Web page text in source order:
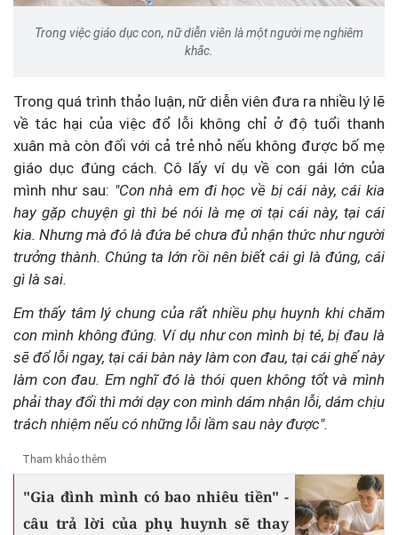
Trong việc giáo dục con, nữ diễn viên là một người mẹ nghiêm
khắc.
Trong quá trình thảo luận, nữ diễn viên đưa ra nhiều lý lẽ
về tác hại của việc đổ lỗi không chỉ ở độ tuổi thanh
xuân mà còn đối với cả trẻ nhỏ nếu không được bố mẹ
giáo dục đúng cách. Cô lấy ví dụ về con gái lớn của
mình như sau: "Con nhà em đi học về bị cái này, cái kia
hay gặp chuyện gì thì bé nói là mẹ ơi tại cái này, tại cái
kia. Nhưng mà đó là đứa bé chưa đủ nhận thức như người
trưởng thành. Chúng ta lớn rồi nên biết cái gì là đúng, cái
gì là sai.
Em thấy tâm lý chung của rất nhiều phụ huynh khi chăm
con mình không đúng. Ví dụ như con mình bị té, bị đau là
sẽ đổ lỗi ngay, tại cái bàn này làm con đau, tại cái ghế này
làm con đau. Em nghĩ đó là thói quen không tốt và mình
phải thay đổi thì mới dạy con mình dám nhận lỗi, dám chịu
trách nhiệm nếu có những lỗi lầm sau này được".
Tham khảo thêm
"Gia đình mình có bao nhiêu tiền" -
câu trả lời của phụ huynh sẽ thay